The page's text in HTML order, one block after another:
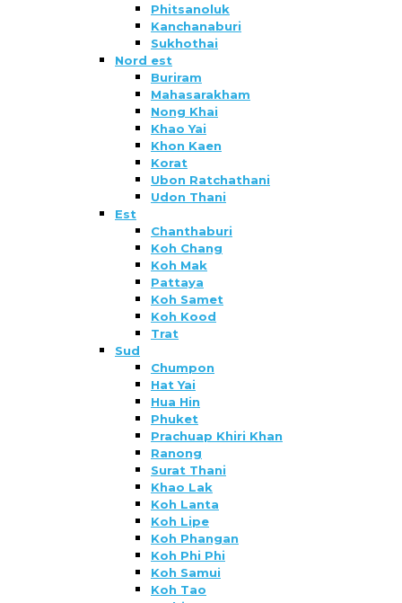
Phitsanoluk
Kanchanaburi
Sukhothai
Nord est
Buriram
Mahasarakham
Nong Khai
Khao Yai
Khon Kaen
Korat
Ubon Ratchathani
Udon Thani
Est
Chanthaburi
Koh Chang
Koh Mak
Pattaya
Koh Samet
Koh Kood
Trat
Sud
Chumpon
Hat Yai
Hua Hin
Phuket
Prachuap Khiri Khan
Ranong
Surat Thani
Khao Lak
Koh Lanta
Koh Lipe
Koh Phangan
Koh Phi Phi
Koh Samui
Koh Tao